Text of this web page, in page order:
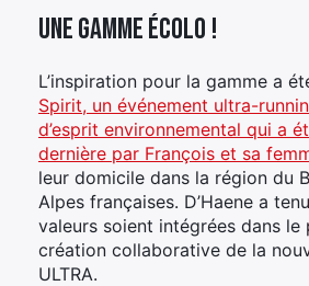
Une gamme écolo !
L’inspiration pour la gamme a
Spirit, un événement ultra-
d’esprit environnemental qui a
dernière par François et sa
leur domicile dans la région du
Alpes françaises. D’Haene a
valeurs soient intégrées dans le
création collaborative de la
ULTRA.